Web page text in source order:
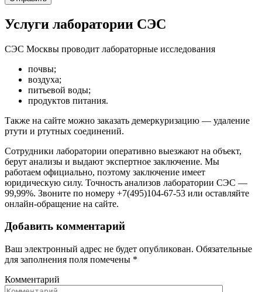
Услуги лаборатории СЭС
СЭС Москвы проводит лабораторные исследования
почвы;
воздуха;
питьевой воды;
продуктов питания.
Также на сайте можно заказать демеркуризацию — удаление
ртути и ртутных соединений.
Сотрудники лаборатории оперативно выезжают на объект,
берут анализы и выдают экспертное заключение. Мы
работаем официально, поэтому заключение имеет
юридическую силу. Точность анализов лаборатории СЭС —
99,99%. Звоните по номеру +7(495)104-67-53 или оставляйте
онлайн-обращение на сайте.
Добавить комментарий
Ваш электронный адрес не будет опубликован. Обязательные
для заполнения поля помечены *
Комментарий